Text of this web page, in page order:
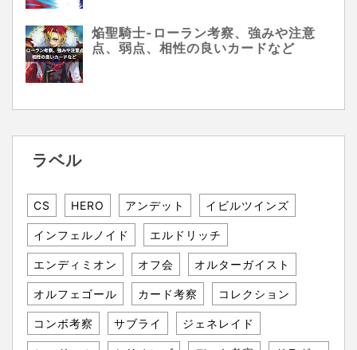
焔聖騎士-ローラン考察、強みや注意
点、弱点、相性の良いカードなど
ラベル
CS HERO アンデット イビルツインズ
インフェルノイド エルドリッチ
エンディミオン オフ会 オルターガイスト
オルフェゴール カード考察 コレクション
コンボ考察 サブライ ジェネレイド